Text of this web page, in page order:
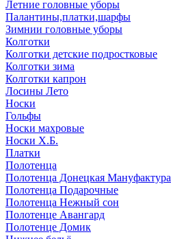
Летние головные уборы
Палантины,платки,шарфы
Зимнии головные уборы
Колготки
Колготки детские подростковые
Колготки зима
Колготки капрон
Лосины Лето
Носки
Гольфы
Носки махровые
Носки Х.Б.
Платки
Полотенца
Полотенца Донецкая Мануфактура
Полотенца Подарочные
Полотенца Нежный сон
Полотенце Авангард
Полотенце Домик